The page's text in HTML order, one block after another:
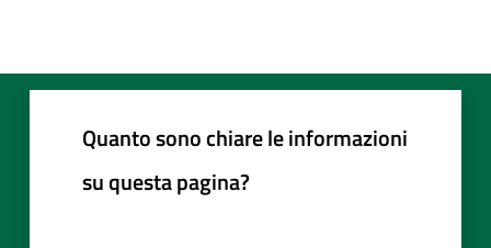
Quanto sono chiare le informazioni
su questa pagina?